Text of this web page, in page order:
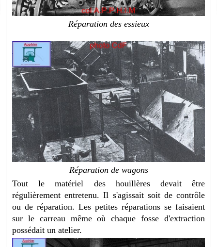
Réparation des essieux
Réparation de wagons
Tout le matériel des houillères devait être
régulièrement entretenu. Il s'agissait soit de contrôle
ou de réparation. Les petites réparations se faisaient
sur le carreau même où chaque fosse d'extraction
possédait un atelier.